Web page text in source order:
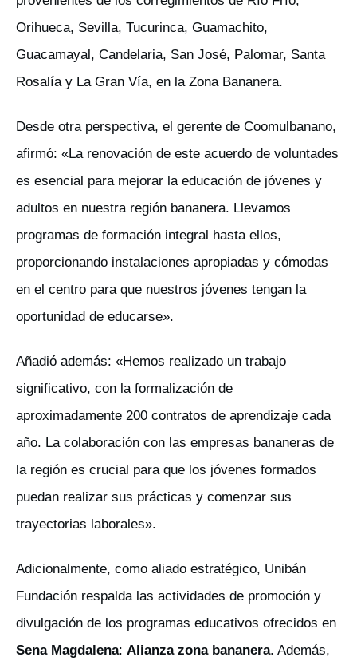
Orihueca, Sevilla, Tucurinca, Guamachito,
Guacamayal, Candelaria, San José, Palomar, Santa
Rosalía y La Gran Vía, en la Zona Bananera.
Desde otra perspectiva, el gerente de Coomulbanano,
afirmó: «La renovación de este acuerdo de voluntades
es esencial para mejorar la educación de jóvenes y
adultos en nuestra región bananera. Llevamos
programas de formación integral hasta ellos,
proporcionando instalaciones apropiadas y cómodas
en el centro para que nuestros jóvenes tengan la
oportunidad de educarse».
Añadió además: «Hemos realizado un trabajo
significativo, con la formalización de
aproximadamente 200 contratos de aprendizaje cada
año. La colaboración con las empresas bananeras de
la región es crucial para que los jóvenes formados
puedan realizar sus prácticas y comenzar sus
trayectorias laborales».
Adicionalmente, como aliado estratégico, Unibán
Fundación respalda las actividades de promoción y
divulgación de los programas educativos ofrecidos en
Sena Magdalena: Alianza zona bananera. Además,